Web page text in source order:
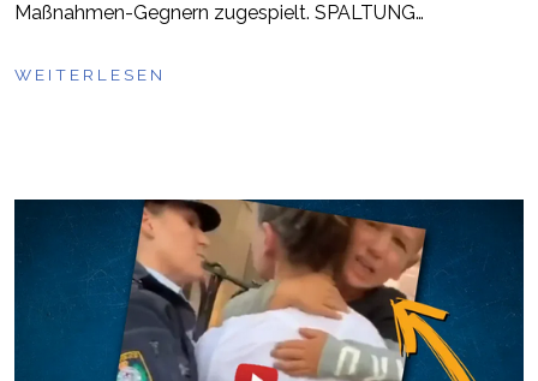
Maßnahmen-Gegnern zugespielt. SPALTUNG…
WEITERLESEN